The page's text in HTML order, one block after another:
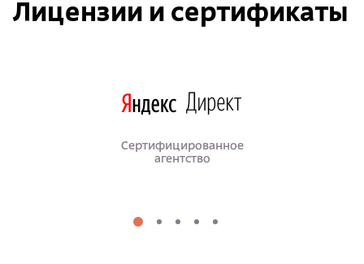
Лицензии и сертификаты
Сертифицированное
агентство